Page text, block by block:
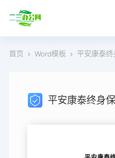
首页
Word模板 平安康泰